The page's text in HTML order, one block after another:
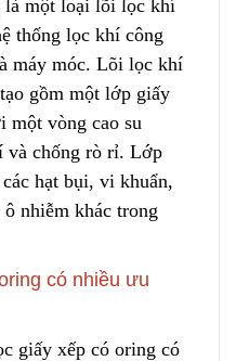
một loại lõi lọc khí
thống lọc khí công
máy móc. Lõi lọc khí
gồm một lớp giấy
một vòng cao su
và chống rò rỉ. Lớp
hạt bụi, vi khuẩn,
nhiễm khác trong
có nhiều ưu
giấy xếp có oring có